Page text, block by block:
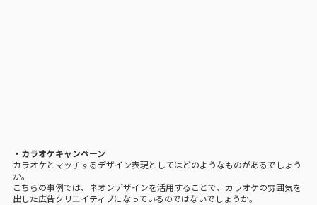
・カラオケキャンペーン
カラオケとマッチするデザイン表現としてはどのようなものがあるでしょう
か。
こちらの事例では、ネオンデザインを活用することで、カラオケの雰囲気を
出した広告クリエイティブになっているのではないでしょうか。